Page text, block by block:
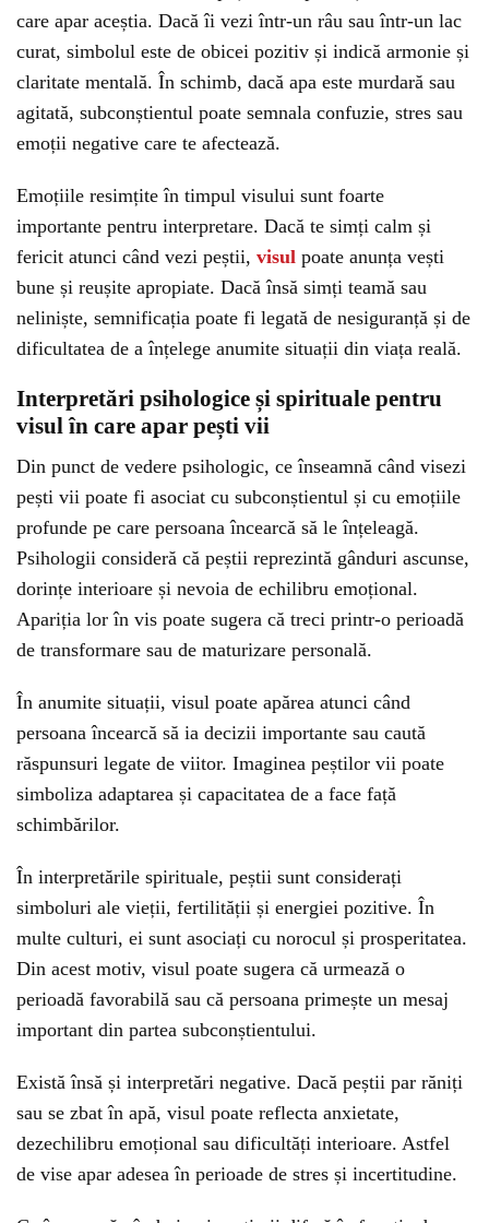
care apar aceștia. Dacă îi vezi într-un râu sau într-un lac
curat, simbolul este de obicei pozitiv și indică armonie și
claritate mentală. În schimb, dacă apa este murdară sau
agitată, subconștientul poate semnala confuzie, stres sau
emoții negative care te afectează.
Emoțiile resimțite în timpul visului sunt foarte
importante pentru interpretare. Dacă te simți calm și
fericit atunci când vezi peștii, visul poate anunța vești
bune și reușite apropiate. Dacă însă simți teamă sau
neliniște, semnificația poate fi legată de nesiguranță și de
dificultatea de a înțelege anumite situații din viața reală.
Interpretări psihologice și spirituale pentru
visul în care apar pești vii
Din punct de vedere psihologic, ce înseamnă când visezi
pești vii poate fi asociat cu subconștientul și cu emoțiile
profunde pe care persoana încearcă să le înțeleagă.
Psihologii consideră că peștii reprezintă gânduri ascunse,
dorințe interioare și nevoia de echilibru emoțional.
Apariția lor în vis poate sugera că treci printr-o perioadă
de transformare sau de maturizare personală.
În anumite situații, visul poate apărea atunci când
persoana încearcă să ia decizii importante sau caută
răspunsuri legate de viitor. Imaginea peștilor vii poate
simboliza adaptarea și capacitatea de a face față
schimbărilor.
În interpretările spirituale, peștii sunt considerați
simboluri ale vieții, fertilității și energiei pozitive. În
multe culturi, ei sunt asociați cu norocul și prosperitatea.
Din acest motiv, visul poate sugera că urmează o
perioadă favorabilă sau că persoana primește un mesaj
important din partea subconștientului.
Există însă și interpretări negative. Dacă peștii par răniți
sau se zbat în apă, visul poate reflecta anxietate,
dezechilibru emoțional sau dificultăți interioare. Astfel
de vise apar adesea în perioade de stres și incertitudine.